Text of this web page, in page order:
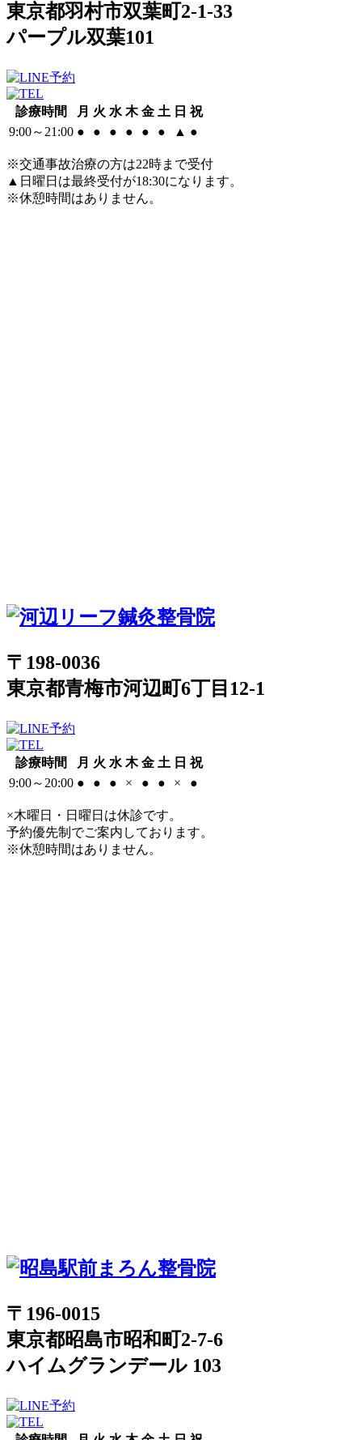
東京都羽村市双葉町2-1-33
パープル双葉101
診療時間 月 火 水 木 金 土 日 祝
9:00～21:00 ● ● ● ● ● ● ▲ ●
※交通事故治療の方は22時まで受付
▲日曜日は最終受付が18:30になります。
※休憩時間はありません。
〒198-0036
東京都青梅市河辺町6丁目12-1
診療時間 月 火 水 木 金 土 日 祝
9:00～20:00 ● ● ● × ● ● × ●
×木曜日・日曜日は休診です。
予約優先制でご案内しております。
※休憩時間はありません。
〒196-0015
東京都昭島市昭和町2-7-6
ハイムグランデール 103